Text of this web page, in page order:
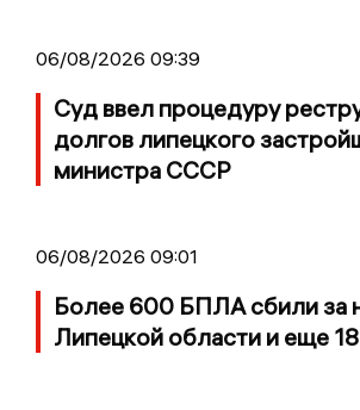
06/08/2026 09:39
Суд ввел процедуру
долгов липецкого
министра СССР
06/08/2026 09:01
Более 600 БПЛА сбили за
Липецкой области и еще